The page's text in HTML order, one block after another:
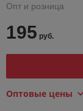
Опт и розница
195 руб.
Оптовые цены